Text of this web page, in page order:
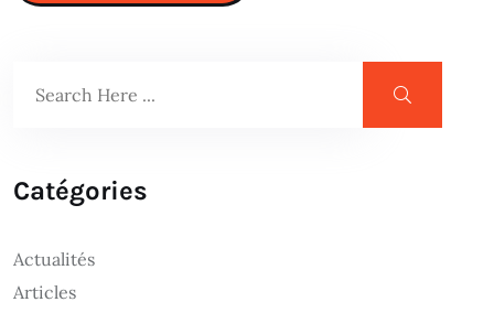
Catégories
Actualités
Articles